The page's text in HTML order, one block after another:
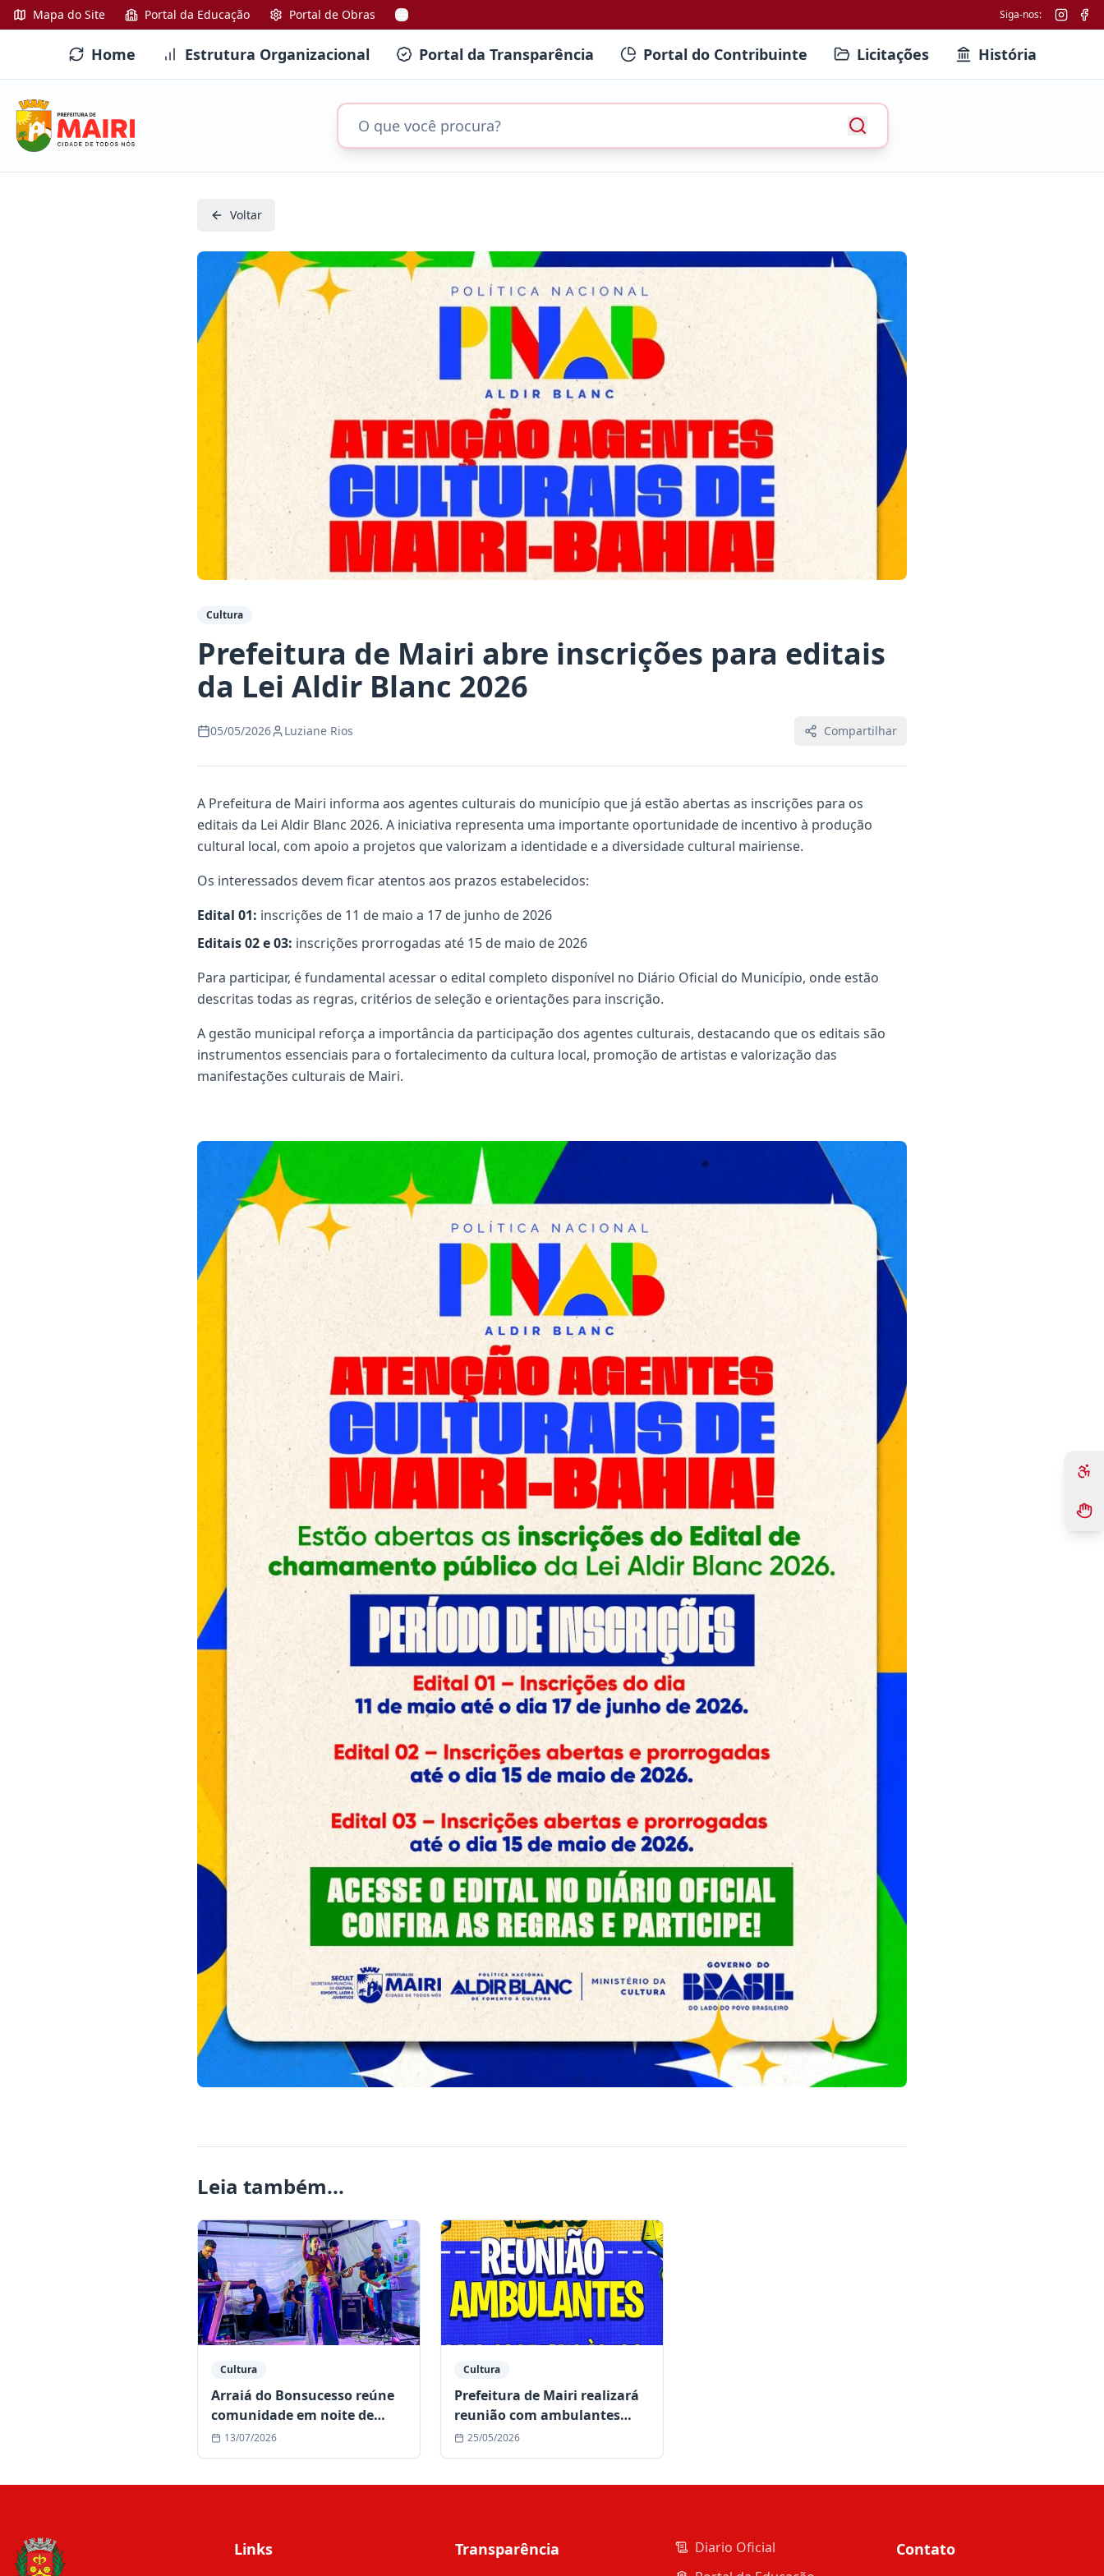
Mapa do Site Portal da Educação Portal de Obras Siga-nos:
Home Estrutura Organizacional Portal da Transparência Portal do Contribuinte Licitações História
Voltar
Cultura
Prefeitura de Mairi abre inscrições para editais
da Lei Aldir Blanc 2026
05/05/2026 Luziane Rios Compartilhar
A Prefeitura de Mairi informa aos agentes culturais do município que já estão abertas as inscrições para os
editais da Lei Aldir Blanc 2026. A iniciativa representa uma importante oportunidade de incentivo à produção
cultural local, com apoio a projetos que valorizam a identidade e a diversidade cultural mairiense.
Os interessados devem ficar atentos aos prazos estabelecidos:
Edital 01: inscrições de 11 de maio a 17 de junho de 2026
Editais 02 e 03: inscrições prorrogadas até 15 de maio de 2026
Para participar, é fundamental acessar o edital completo disponível no Diário Oficial do Município, onde estão
descritas todas as regras, critérios de seleção e orientações para inscrição.
A gestão municipal reforça a importância da participação dos agentes culturais, destacando que os editais são
instrumentos essenciais para o fortalecimento da cultura local, promoção de artistas e valorização das
manifestações culturais de Mairi.
Leia também...
Cultura
Arraiá do Bonsucesso reúne
comunidade em noite de
forró e muita alegria
13/07/2026
Cultura
Prefeitura de Mairi realizará
reunião com ambulantes
para organização do Arraiá
do Monte Alegre
25/05/2026
Links Transparência
Diario Oficial
Contato